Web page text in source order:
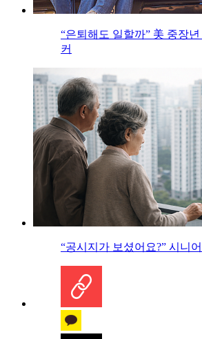
“은퇴해도 일할까” 美 중장
커
“공시지가 보셨어요?” 시니